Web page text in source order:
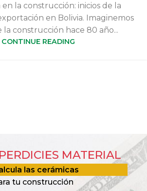
en la construcción: inicios de la
en Bolivia. Imaginemos
construcción hace 80 año...
CONTINUE READING
MATERIAL
las cerámicas
tu construcción